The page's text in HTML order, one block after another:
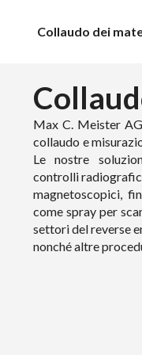
Collaudo dei
Max C. Meister
collaudo e
Le nostre
controlli
magnetoscopici,
come spray per
settori del reverse
nonché altre